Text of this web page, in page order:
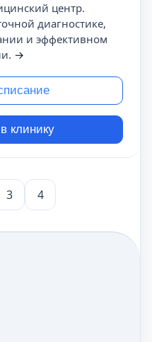
центр.
диагностике,
и эффективном
→
клинику
3 4